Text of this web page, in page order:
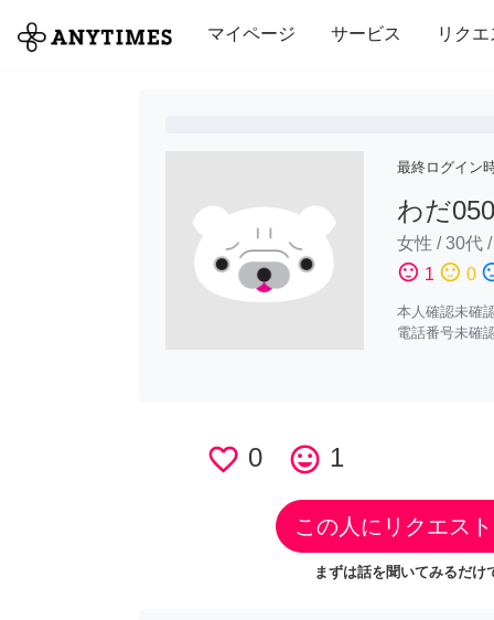
マイページ サービス リクエ
全て 修理・組立 家事 引っ越し
最終ログイン
わだ
女性 /30代 /
sentiment_satisfied 1 sentiment_neutral 0
本人確認未確
電話番号未確
favorite_border 0 tag_faces 1
この人にリクエス
まずは話を聞いてみるだけ